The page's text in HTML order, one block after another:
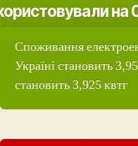
на
Споживання
Україні становить
становить 3,925 квтг